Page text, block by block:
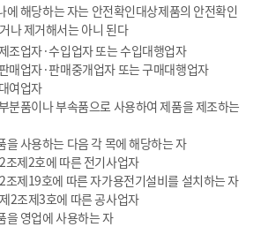
해당하는 자는 안전확인대상제품의 안전확인
나 제거해서는 아니 된다
조업자·수입업자 또는 수입대행업자
매업자·판매중개업자 또는 구매대행업자
여업자
분품이나 부속품으로 사용하여 제품을 제조하는
사용하는 다음 각 목에 해당하는 자
제2호에 따른 전기사업자
제19호에 따른 자가용전기설비를 설치하는 자
2조제3호에 따른 공사업자
을 영업에 사용하는 자